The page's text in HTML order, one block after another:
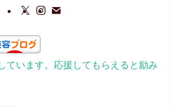
ています。応援してもらえると励み